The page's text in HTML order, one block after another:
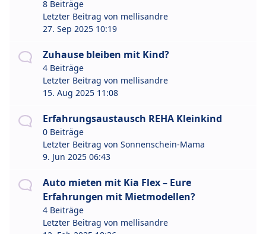
8 Beiträge
Letzter Beitrag von mellisandre
27. Sep 2025 10:19
Zuhause bleiben mit Kind?
4 Beiträge
Letzter Beitrag von mellisandre
15. Aug 2025 11:08
Erfahrungsaustausch REHA Kleinkind
0 Beiträge
Letzter Beitrag von Sonnenschein-Mama
9. Jun 2025 06:43
Auto mieten mit Kia Flex – Eure
Erfahrungen mit Mietmodellen?
4 Beiträge
Letzter Beitrag von mellisandre